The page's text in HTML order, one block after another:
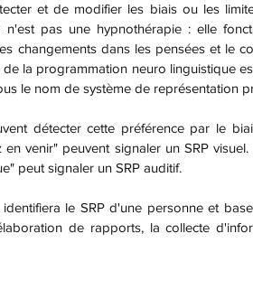
n'est pas une hypnothérapie : elle
changements dans les pensées et le
de la programmation neuro linguistique
le nom de système de représentation
venir" peuvent signaler un SRP
peut signaler un SRP auditif.
de rapports, la collecte